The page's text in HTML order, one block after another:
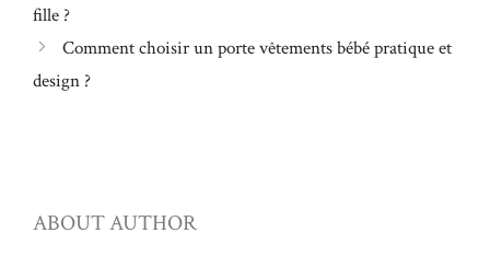
fille ?
Comment choisir un porte vêtements bébé pratique et
design ?
ABOUT AUTHOR